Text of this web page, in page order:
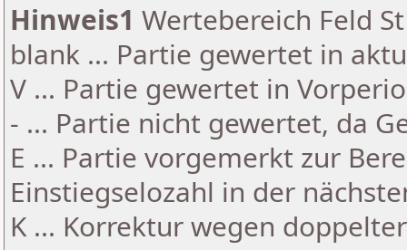
Hinweis1 Wertebereich Feld
blank ... Partie gewertet in
V ... Partie gewertet in
- ... Partie nicht gewertet, da
E ... Partie vorgemerkt zur
Einstiegselozahl in der
K ... Korrektur wegen